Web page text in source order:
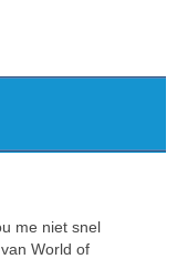
me niet snel
World of